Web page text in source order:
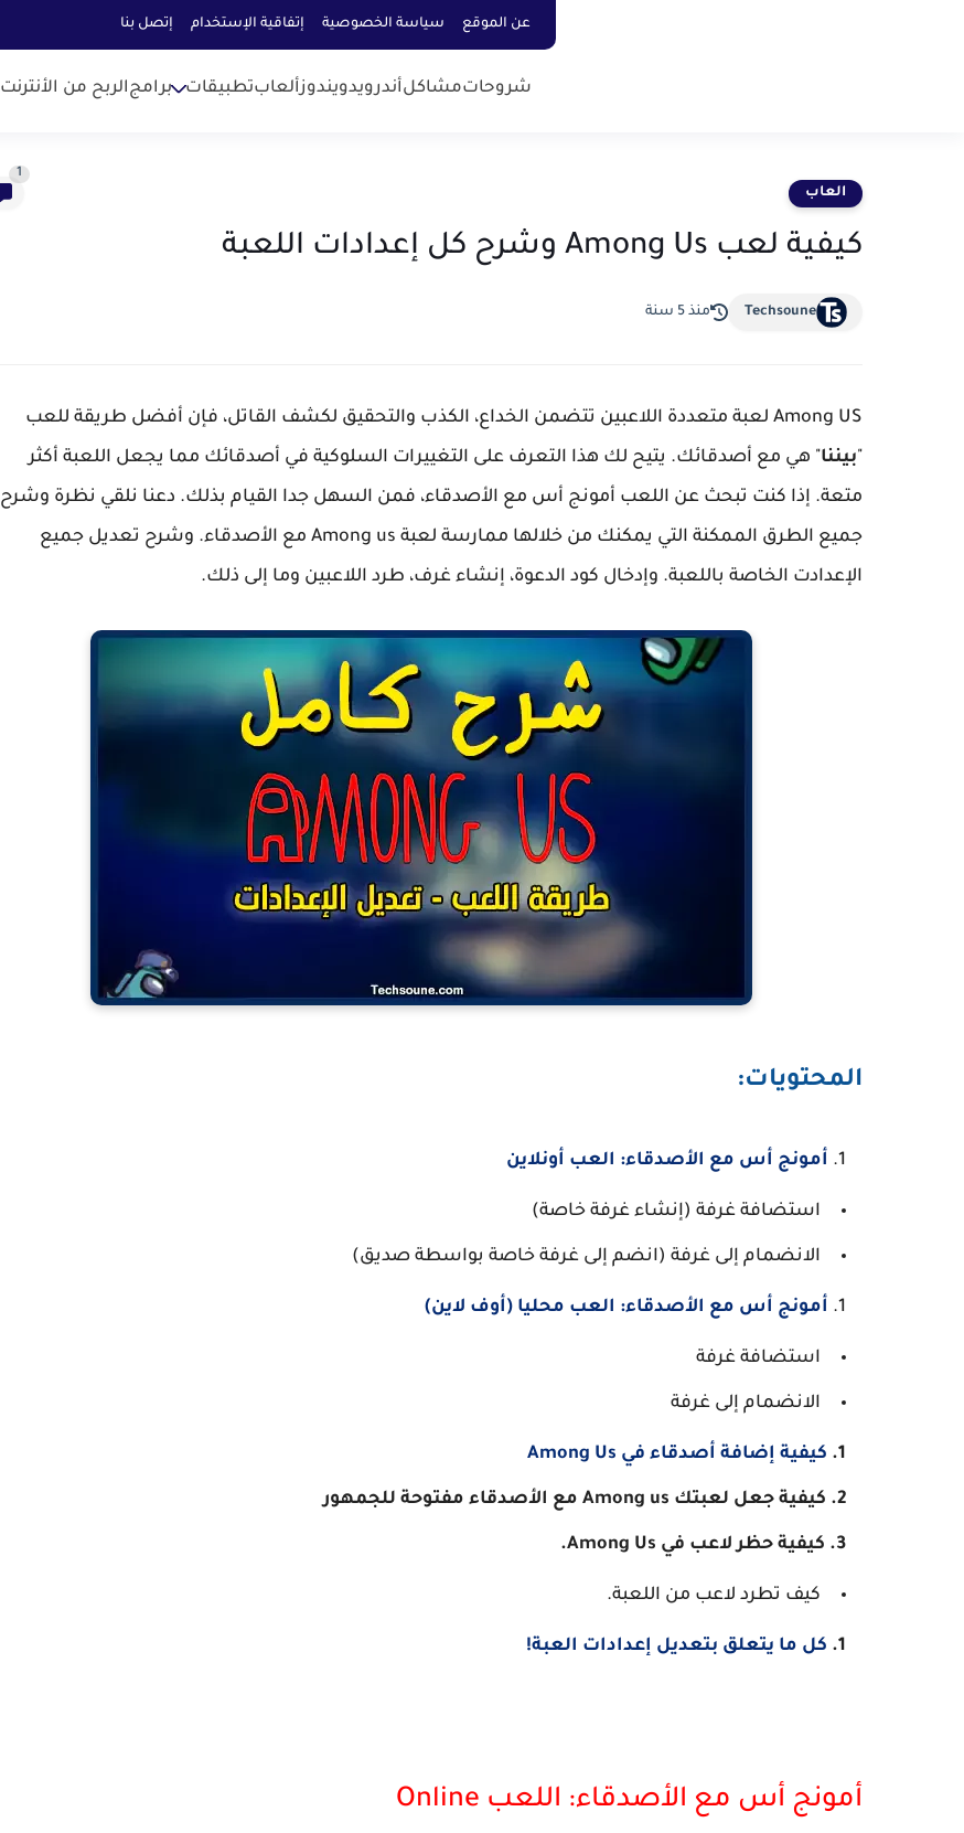
عن الموقع سياسة الخصوصية إتفاقية الإستخدام إتصل بنا
شروحاتمشاكلأندرويدويندوزألعابتطبيقات برامجالربح من الأنترنت
العاب
1
كيفية لعب Among Us وشرح كل إعدادات اللعبة
Techsoune منذ 5 سنة
Among US لعبة متعددة اللاعبين تتضمن الخداع، الكذب والتحقيق لكشف القاتل، فإن أفضل طريقة للعب
"بيننا" هي مع أصدقائك. يتيح لك هذا التعرف على التغييرات السلوكية في أصدقائك مما يجعل اللعبة أكثر
متعة. إذا كنت تبحث عن اللعب أمونج أس مع الأصدقاء، فمن السهل جدا القيام بذلك. دعنا نلقي نظرة وشرح
جميع الطرق الممكنة التي يمكنك من خلالها ممارسة لعبة Among us مع الأصدقاء. وشرح تعديل جميع
الإعدادت الخاصة باللعبة. وإدخال كود الدعوة، إنشاء غرف، طرد اللاعبين وما إلى ذلك.
المحتويات:
أمونج أس مع الأصدقاء: العب أونلاين
استضافة غرفة (إنشاء غرفة خاصة)
الانضمام إلى غرفة (انضم إلى غرفة خاصة بواسطة صديق)
أمونج أس مع الأصدقاء: العب محليا (أوف لاين)
استضافة غرفة
الانضمام إلى غرفة
كيفية إضافة أصدقاء في Among Us
كيفية جعل لعبتك Among us مع الأصدقاء مفتوحة للجمهور
كيفية حظر لاعب في Among Us.
كيف تطرد لاعب من اللعبة.
كل ما يتعلق بتعديل إعدادات العبة!
أمونج أس مع الأصدقاء: اللعب Online